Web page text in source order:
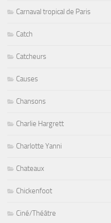
Carnaval tropical de Paris
Catch
Catcheurs
Causes
Chansons
Charlie Hargrett
Charlotte Yanni
Chateaux
Chickenfoot
Ciné/Théâtre